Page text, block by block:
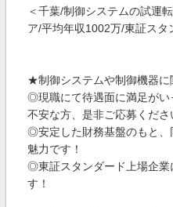
＜千葉/制御システムの試運
ア/平均年収1002万/東証スタ
★制御システムや制御機器
◎現職にて待遇面に満足がい
不安な方、是非ご応募くださ
◎安定した財務基盤のもと、
魅力です！
◎東証スタンダード上場企業
す！